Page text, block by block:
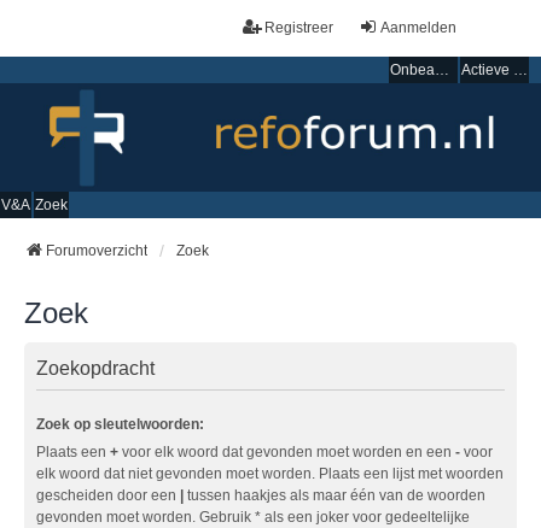
Aanmelden
Registreer
Onbeantwoorde onderwerpen Actieve onderwerpen
V&A Zoek
Forumoverzicht Zoek
Zoek
Zoekopdracht
Zoek op sleutelwoorden:
Plaats een + voor elk woord dat gevonden moet worden en een - voor
elk woord dat niet gevonden moet worden. Plaats een lijst met woorden
gescheiden door een | tussen haakjes als maar één van de woorden
gevonden moet worden. Gebruik * als een joker voor gedeeltelijke